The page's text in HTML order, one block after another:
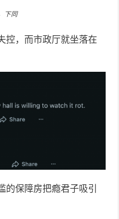
下同
控，而市政厅就坐落在
的保障房把瘾君子吸引